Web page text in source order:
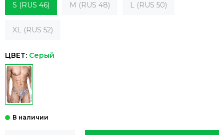
S (RUS 46) M (RUS 48) L (RUS 50)
XL (RUS 52)
ЦВЕТ: Серый